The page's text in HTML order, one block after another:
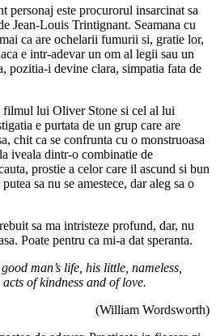
personaj este procurorul insarcinat sa
Jean-Louis Trintignant. Seamana cu
ca are ochelarii fumurii si, gratie lor,
e intr-adevar un om al legii sau un
pozitia-i devine clara, simpatia fata de
filmul lui Oliver Stone si cel al lui
e purtata de un grup care are
chit ca se confrunta cu o monstruoasa
iveala dintr-o combinatie de
prostie a celor care il ascund si bun
sa nu se amestece, dar aleg sa o
sa ma intristeze profund, dar, nu
Poate pentru ca mi-a dat speranta.
man’s life, his little, nameless,
of kindness and of love.
(William Wordsworth)